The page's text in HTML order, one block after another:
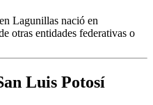
Lagunillas nació en
otras entidades federativas o
Luis Potosí